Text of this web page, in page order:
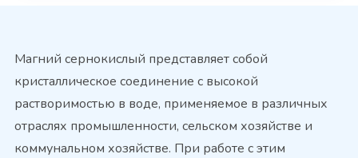
Магний сернокислый представляет собой
кристаллическое соединение с высокой
растворимостью в воде, применяемое в различных
отраслях промышленности, сельском хозяйстве и
коммунальном хозяйстве. При работе с этим